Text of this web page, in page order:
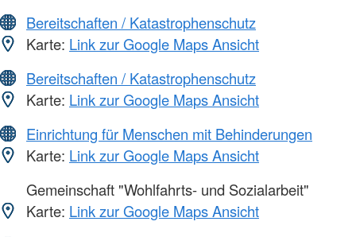
Bereitschaften / Katastrophenschutz
Karte: Link zur Google Maps Ansicht
Bereitschaften / Katastrophenschutz
Karte: Link zur Google Maps Ansicht
Einrichtung für Menschen mit Behinderungen
Karte: Link zur Google Maps Ansicht
Gemeinschaft "Wohlfahrts- und Sozialarbeit"
Karte: Link zur Google Maps Ansicht